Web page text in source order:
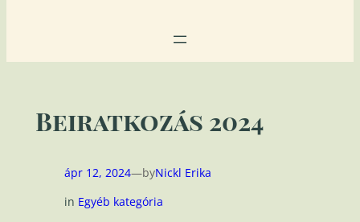
Beiratkozás 2024
ápr 12, 2024—byNickl Erika
in Egyéb kategória